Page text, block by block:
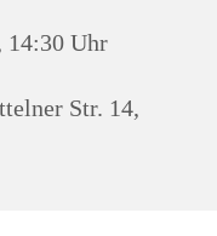
14:30 Uhr
Str. 14,